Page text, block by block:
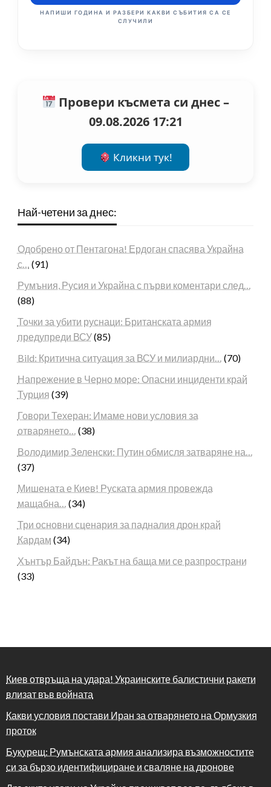
НАПИШИ ГОДИНА И РАЗБЕРИ КАКВИ СЪБИТИЯ СА СЕ
СЛУЧИЛИ
Провери късмета си днес –
09.08.2026 17:21
Кликни тук!
Най-четени за днес:
Одобрено от Пентагона! Ердоган спасява Украйна
с… (91)
Румъния, Русия и Украйна с първи коментари след…
(88)
Точки за убити руснаци: Британската армия
предупреди ВСУ(85)
Bild: Критична ситуация за ВСУ и милиардни… (70)
Напрежение в Черно море: Опасни инциденти край
Турция (39)
Говори Техеран: Имаме нови условия за
отварянето… (38)
Володимир Зеленски: Путин обмисля затваряне на…
(37)
Мишената е Киев! Руската армия провежда
мащабна… (34)
Три основни сценария за падналия дрон край
Кардам (34)
Хънтър Байдън: Ракът на баща ми се разпространи
(33)
Киев отвръща на удара! Украинските балистични ракети
влизат във войната
Какви условия постави Иран за отварянето на Ормузкия
проток
Букурещ: Румънската армия анализира възможностите
си за бързо идентифициране и сваляне на дронове